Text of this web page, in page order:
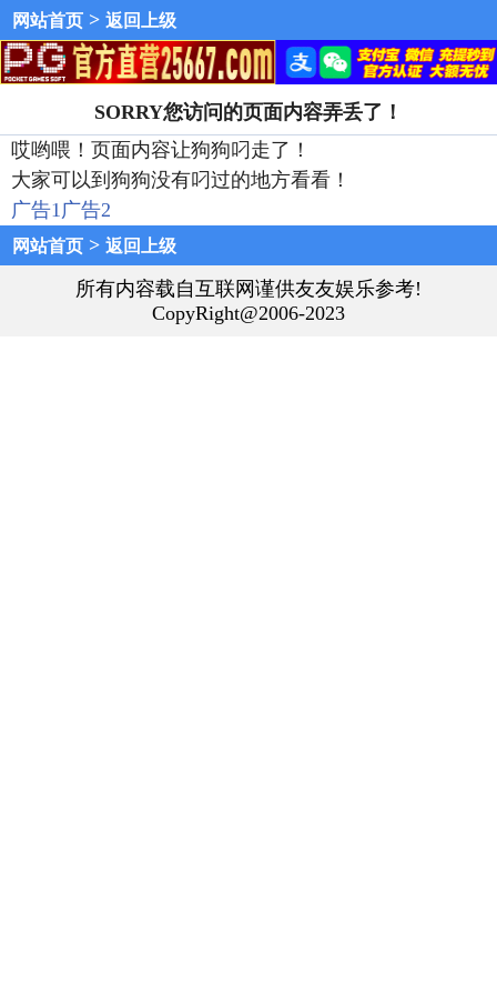
网站首页 > 返回上级
SORRY您访问的页面内容弄丢了！
哎哟喂！页面内容让狗狗叼走了！
大家可以到狗狗没有叼过的地方看看！
广告1广告2
网站首页 > 返回上级
所有内容载自互联网谨供友友娱乐参考!
CopyRight@2006-2023